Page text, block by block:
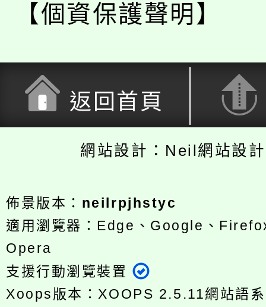
【個資保護聲明】
返回首頁
網站設計：Neil網站設
佈景版本： neilrpjhstyc
適用瀏覽器：Edge、Google、
Opera
支援行動瀏覽裝置
Xoops版本： XOOPS 2.5.11網站語